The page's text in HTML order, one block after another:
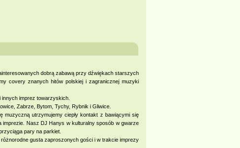
dobrą zabawą przy dźwiękach starszych
covery znanych hitów polskiej i zagranicznej muzyki
imprez towarzyskich.
Zabrze, Bytom, Tychy, Rybnik i Gliwice.
muzyczną utrzymujemy ciepły kontakt z bawiącymi się
imprezie. Nasz DJ Hanys w kulturalny sposób w gwarze
pary na parkiet.
gusta zaproszonych gości i w trakcie imprezy